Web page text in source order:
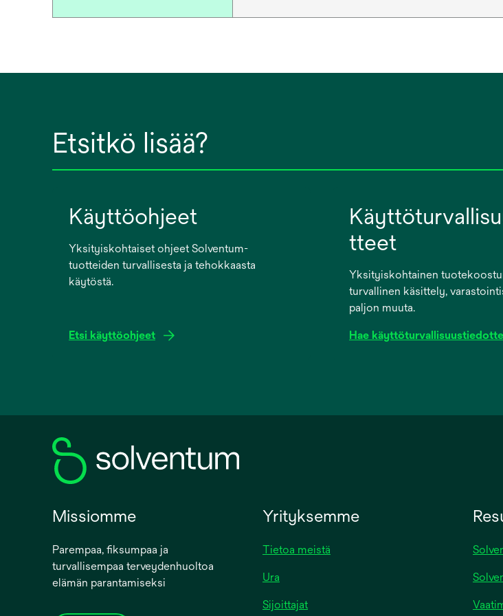
Etsitkö lisää?
Käyttöohjeet
Yksityiskohtaiset ohjeet Solventum-
tuotteiden turvallisesta ja tehokkaasta
käytöstä.
Etsi käyttöohjeet
new
tteet
Yksityiskohtainen
turvallinen käsittely,
paljon muuta.
Hae
new
Missiomme
Parempaa, fiksumpaa ja
turvallisempaa terveydenhuoltoa
elämän parantamiseksi
Yrityksemme
Tietoa meistä
Ura
Sijoittajat